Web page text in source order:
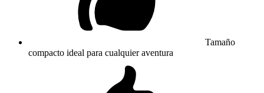
Tamaño
compacto ideal para cualquier aventura